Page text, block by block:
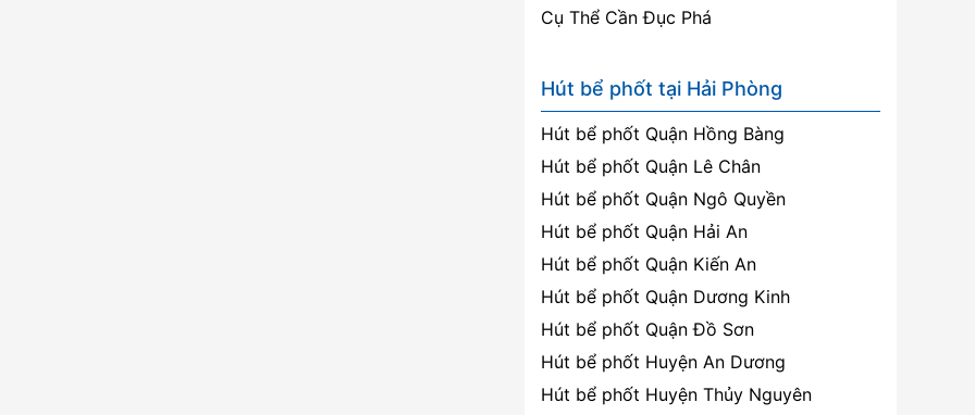
Cụ Thể Cần Đục Phá
Hút bể phốt tại Hải Phòng
Hút bể phốt Quận Hồng Bàng
Hút bể phốt Quận Lê Chân
Hút bể phốt Quận Ngô Quyền
Hút bể phốt Quận Hải An
Hút bể phốt Quận Kiến An
Hút bể phốt Quận Dương Kinh
Hút bể phốt Quận Đồ Sơn
Hút bể phốt Huyện An Dương
Hút bể phốt Huyện Thủy Nguyên